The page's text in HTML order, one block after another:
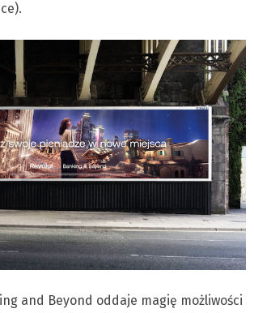
and Beyond oddaje magię możliwości